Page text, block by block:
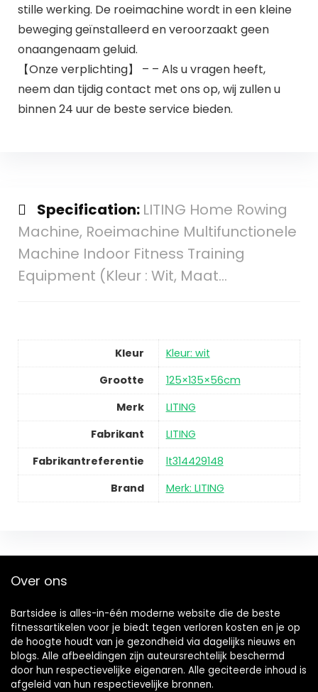
stille werking. De roeimachine wordt in een kleine
beweging geïnstalleerd en veroorzaakt geen
onaangenaam geluid.
【Onze verplichting】 – – Als u vragen heeft,
neem dan tijdig contact met ons op, wij zullen u
binnen 24 uur de beste service bieden.
Specification: LITING Home Rowing
Machine, Roeimachine Multifunctionele
Machine Indoor Fitness Training
Equipment (Kleur : Wit, Maat…
Kleur
Kleur: wit
Grootte
125×135×56cm
Merk
LITING
Fabrikant
LITING
Fabrikantreferentie
lt314429148
Brand
Merk: LITING
Over ons
Bartsidee is alles-in-één moderne website die de beste
fitnessartikelen voor je biedt tegen verloren kosten en je op
de hoogte houdt van je gezondheid via dagelijks nieuws en
blogs. Alle afbeeldingen zijn auteursrechtelijk beschermd
door hun respectievelijke eigenaren. Alle geciteerde inhoud is
afgeleid van hun respectievelijke bronnen.